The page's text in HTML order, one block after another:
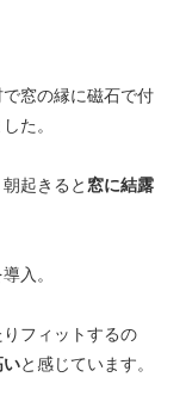
窓の縁に磁石で付
た。
起きると 窓に結露
入。
フィットするの
と感じています。